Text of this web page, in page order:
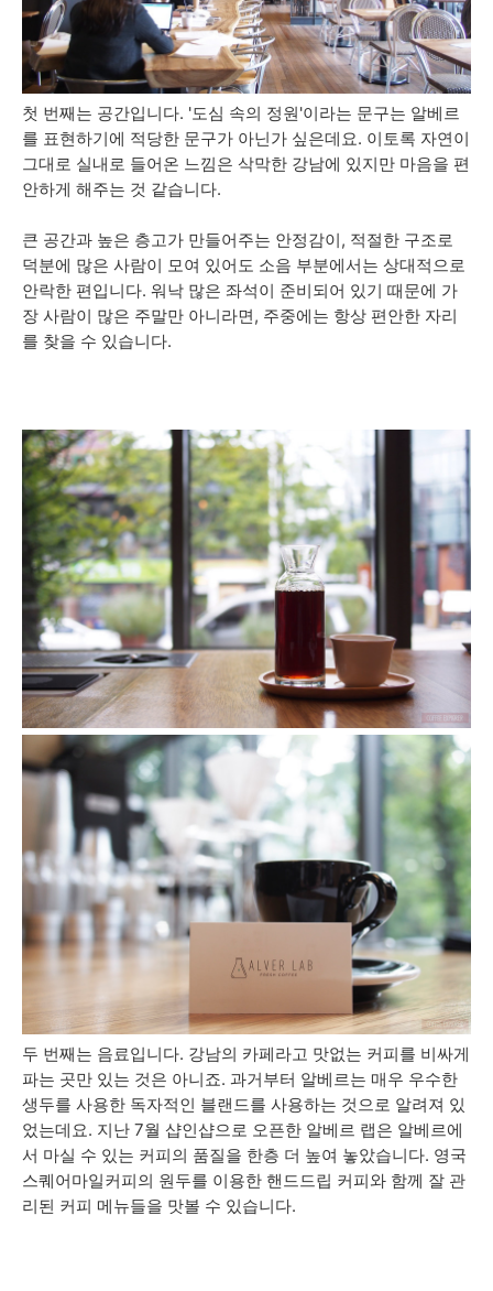
첫 번째는 공간입니다. '도심 속의 정원'이라는 문구는 알베르
를 표현하기에 적당한 문구가 아닌가 싶은데요. 이토록 자연이
그대로 실내로 들어온 느낌은 삭막한 강남에 있지만 마음을 편
안하게 해주는 것 같습니다.
큰 공간과 높은 층고가 만들어주는 안정감이, 적절한 구조로
덕분에 많은 사람이 모여 있어도 소음 부분에서는 상대적으로
안락한 편입니다. 워낙 많은 좌석이 준비되어 있기 때문에 가
장 사람이 많은 주말만 아니라면, 주중에는 항상 편안한 자리
를 찾을 수 있습니다.
두 번째는 음료입니다. 강남의 카페라고 맛없는 커피를 비싸게
파는 곳만 있는 것은 아니죠. 과거부터 알베르는 매우 우수한
생두를 사용한 독자적인 블랜드를 사용하는 것으로 알려져 있
었는데요. 지난 7월 샵인샵으로 오픈한 알베르 랩은 알베르에
서 마실 수 있는 커피의 품질을 한층 더 높여 놓았습니다. 영국
스퀘어마일커피의 원두를 이용한 핸드드립 커피와 함께 잘 관
리된 커피 메뉴들을 맛볼 수 있습니다.